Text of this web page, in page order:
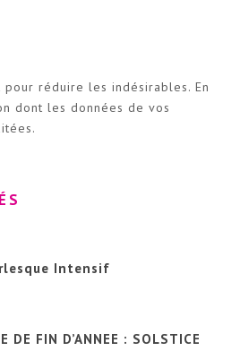
pour réduire les indésirables. En
dont les données de vos
.
Intensif
DE FIN D’ANNEE : SOLSTICE